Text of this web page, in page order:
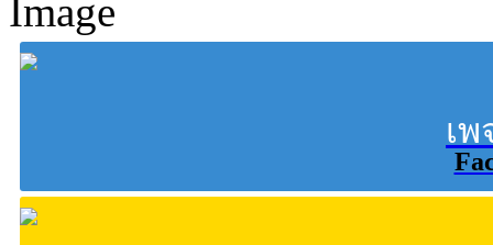
เพ